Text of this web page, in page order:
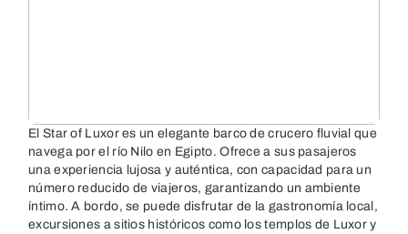
El Star of Luxor es un elegante barco de crucero fluvial que
navega por el río Nilo en Egipto. Ofrece a sus pasajeros
una experiencia lujosa y auténtica, con capacidad para un
número reducido de viajeros, garantizando un ambiente
íntimo. A bordo, se puede disfrutar de la gastronomía local,
excursiones a sitios históricos como los templos de Luxor y